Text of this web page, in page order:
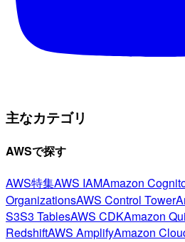
主なカテゴリ
AWSで探す
AWS特集AWS IAMAmazon
OrganizationsAWS Control Tower
S3S3 TablesAWS CDKAmazon
RedshiftAWS AmplifyAmazon